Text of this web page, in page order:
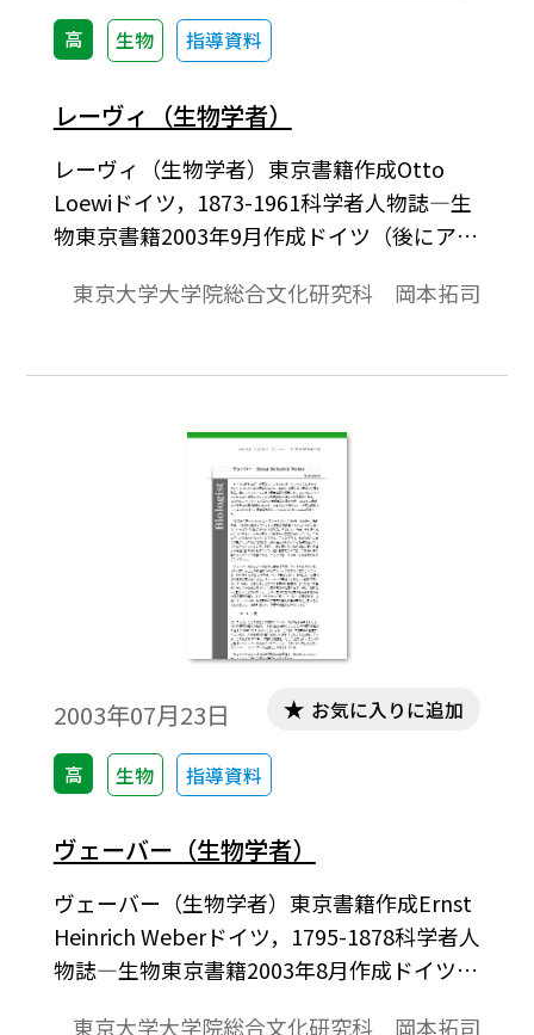
高 生物 指導資料
レーヴィ（生物学者）
レーヴィ（生物学者）東京書籍作成Otto
Loewiドイツ，1873-1961科学者人物誌―生
物東京書籍2003年9月作成ドイツ（後にアメ
ンクフルト・アム・マインに商人の息子と
シュトラスブルク大学（当時はドイツ領）
関心を持たなかった。1894年秋に突然医学
に目覚め1896年にはシュトラスブルク大学
で医学博士号を取得，卒業後1897年から翌
年にかけてフランクフルトの市立病院に勤
める。そこで多くの患者が，治療法が無い
ために放置されている現状を見て，基礎医
学，特に薬学を研究して治療法の発見を目
指すことに決めた。1898年にマールブルク
大学の薬学教授ハンス・ホルスト・マイア
ーの助手となり，1905年にはウィーン大学
に移っていたマイアーの研究室の準教授と
なり，1909年にはオーストリアのグラーツ
大学の医学教授となった。
東京大学大学院総合文化研究科 岡本拓司
2003年07月23日
高 生物 指導資料
お気に入りに追加
ヴェーバー（生物学者）
ヴェーバー（生物学者）東京書籍作成Ernst
Heinrich Weberドイツ，1795-1878科学者人
物誌―生物東京書籍2003年8月作成ドイツの
東京大学大学院総合文化研究科 岡本拓司